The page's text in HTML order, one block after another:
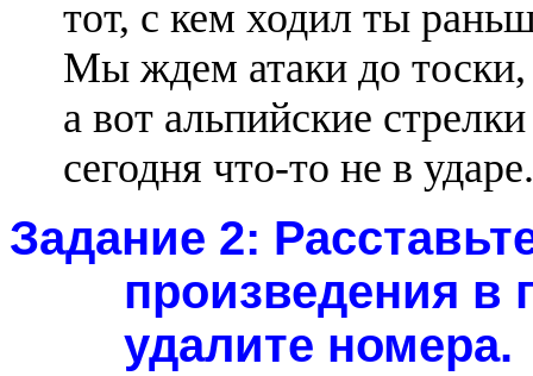
тот, с кем ходил ты
Мы ждем атаки до тоски,
а вот альпийские
сегодня что-то не в
Задание 2:
произведения в
удалите номера.